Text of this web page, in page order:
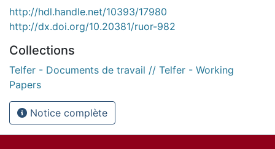
http://hdl.handle.net/10393/17980
http://dx.doi.org/10.20381/ruor-982
Collections
Telfer - Documents de travail // Telfer - Working
Papers
Notice complète